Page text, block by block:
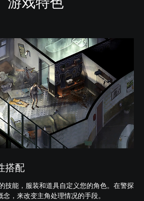
搭配
技能，服装和道具自定义您的角色。在警探
念，来改变主角处理情况的手段。